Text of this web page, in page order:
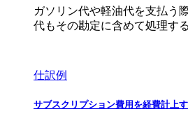
ガソリン代や軽油代を支払う
代もその勘定に含めて処理す
仕訳例
サブスクリプション費用を経費計上